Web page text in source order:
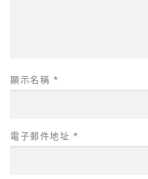
顯示名稱 *
電子郵件地址 *